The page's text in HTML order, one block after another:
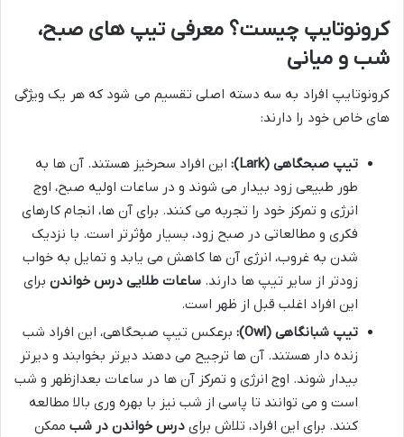
کرونوتایپ چیست؟ معرفی تیپ های صبح،
شب و میانی
کرونوتایپ افراد به سه دسته اصلی تقسیم می شود که هر یک ویژگی
های خاص خود را دارند:
تیپ صبحگاهی (Lark):
این افراد سحرخیز هستند. آن ها به
طور طبیعی زود بیدار می شوند و در ساعات اولیه صبح، اوج
انرژی و تمرکز خود را تجربه می کنند. برای آن ها، انجام کارهای
فکری و مطالعاتی در صبح زود، بسیار مؤثرتر است. با نزدیک
شدن به غروب، انرژی آن ها کاهش می یابد و تمایل به خواب
زودتر از سایر تیپ ها دارند. ساعات طلایی درس خواندن برای
این افراد اغلب قبل از ظهر است.
تیپ شبانگاهی (Owl):
برعکس تیپ صبحگاهی، این افراد شب
زنده دار هستند. آن ها ترجیح می دهند دیرتر بخوابند و دیرتر
بیدار شوند. اوج انرژی و تمرکز آن ها در ساعات بعدازظهر و شب
است و می توانند تا پاسی از شب نیز با بهره وری بالا مطالعه
کنند. برای این افراد، تلاش برای درس خواندن در شب ممکن